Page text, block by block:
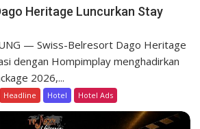
e
i
t
g
e
n
-
B
Heritage Luncurkan Stay
— Swiss-Belresort Dago Heritage
dengan Hompimplay menghadirkan
2026,...
Headline Hotel Hotel Ads